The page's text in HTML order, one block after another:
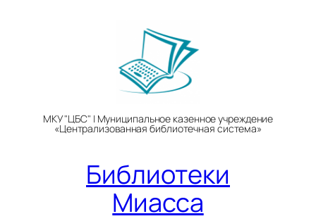
МКУ "ЦБС" | Муниципальное казенное учреждение
«Централизованная библиотечная система»
Библиотеки
Миасса